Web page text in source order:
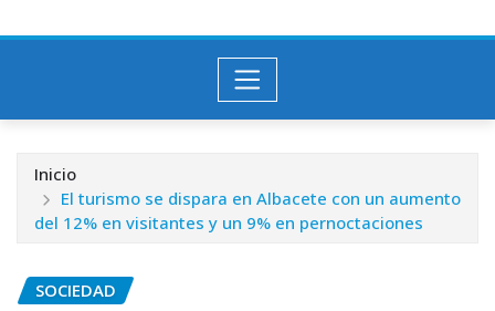
Inicio
El turismo se dispara en Albacete con un aumento
del 12% en visitantes y un 9% en pernoctaciones
SOCIEDAD